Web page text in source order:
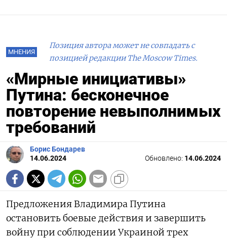
МНЕНИЯ
Позиция автора может не совпадать с
позицией редакции The Moscow Times.
«Мирные инициативы»
Путина: бесконечное
повторение невыполнимых
требований
Борис Бондарев
14.06.2024
Обновлено: 14.06.2024
Предложения Владимира Путина
остановить боевые действия и завершить
войну при соблюдении Украиной трех